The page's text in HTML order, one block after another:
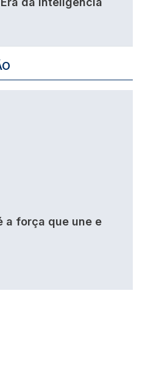
a força que une e